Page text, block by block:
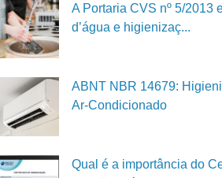
A Portaria CVS nº 5/2013
d’água e higienizaç...
ABNT NBR 14679:
Ar-Condicionado
Qual é a importância do